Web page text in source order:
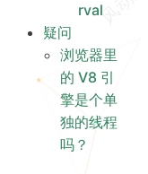
rval
疑问
浏览器里
的 V8 引
擎是个单
独的线程
吗？